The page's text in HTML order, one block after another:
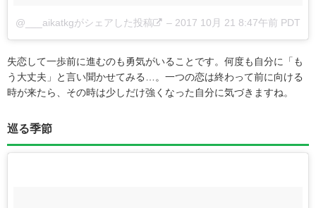
@___aikatkgがシェアした投稿 – 2017 10月 21 8:47午前 PDT
失恋して一歩前に進むのも勇気がいることです。何度も自分に「も
う大丈夫」と言い聞かせてみる…。一つの恋は終わって前に向ける
時が来たら、その時は少しだけ強くなった自分に気づきますね。
巡る季節